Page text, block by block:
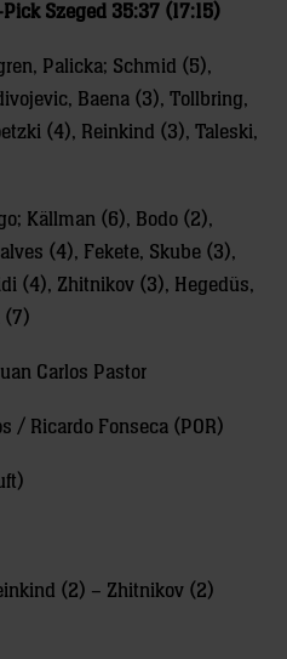
Szeged 35:37 (17:15)
Palicka; Schmid (5),
Baena (3), Tollbring,
(4), Reinkind (3), Taleski,
Källman (6), Bodo (2),
(4), Fekete, Skube (3),
(4), Zhitnikov (3), Hegedüs,
(7)
Carlos Pastor
/ Ricardo Fonseca (POR)
(2) – Zhitnikov (2)